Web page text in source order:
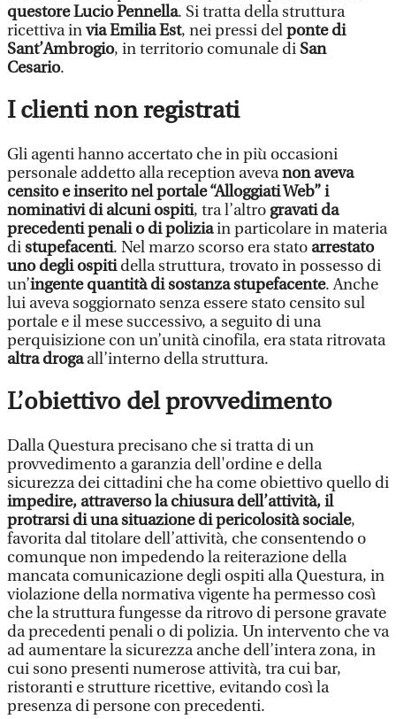
questore Lucio Pennella. Si tratta della struttura
ricettiva invia Emilia Est, nei pressi delponte di
Sant’Ambrogio, in territorio comunale di San
Cesario.
I clienti non registrati
Gli agenti hanno accertato che in più occasioni
personale addetto alla reception avevanon aveva
censito e inserito nel portale “Alloggiati Web” i
nominativi di alcuni ospiti, tra l’altro gravati da
precedenti penali o di poliziain particolare in materia
distupefacenti. Nel marzo scorso era stato arrestato
uno degli ospitidella struttura, trovato in possesso di
un’ingente quantità di sostanza stupefacente. Anche
lui aveva soggiornato senza essere stato censito sul
portale e il mese successivo, a seguito di una
perquisizione con un’unità cinofila, era stata ritrovata
altra drogaall’interno della struttura.
L’obiettivo del provvedimento
Dalla Questura precisano che si tratta di un
provvedimento a garanzia dell'ordine e della
sicurezza dei cittadini che ha come obiettivo quello di
impedire, attraverso la chiusura dell’attività, il
protrarsi di una situazione di pericolosità sociale,
favorita dal titolare dell’attività, che consentendo o
comunque non impedendo la reiterazione della
mancata comunicazione degli ospiti alla Questura, in
violazione della normativa vigente ha permesso così
che la struttura fungesse da ritrovo di persone gravate
da precedenti penali o di polizia. Un intervento che va
ad aumentare la sicurezza anche dell’intera zona, in
cui sono presenti numerose attività, tra cui bar,
ristoranti e strutture ricettive, evitando così la
presenza di persone con precedenti.